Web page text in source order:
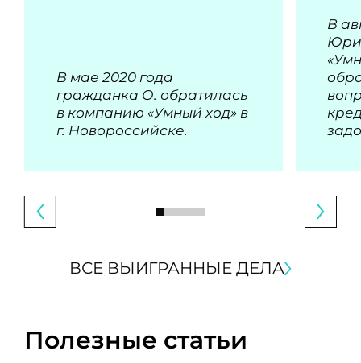
В мае 2020 года
гражданка О. обратилась
в компанию «Умный ход» в
г. Новороссийске.
В
ВСЕ ВЫИГРАННЫЕ ДЕЛА
Полезные статьи